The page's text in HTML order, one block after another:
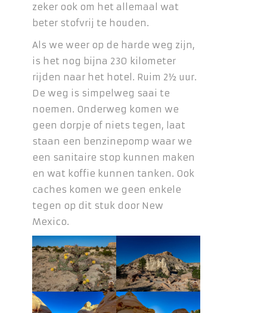
zeker ook om het allemaal wat
beter stofvrij te houden.
Als we weer op de harde weg zijn,
is het nog bijna 230 kilometer
rijden naar het hotel. Ruim 2½ uur.
De weg is simpelweg saai te
noemen. Onderweg komen we
geen dorpje of niets tegen, laat
staan een benzinepomp waar we
een sanitaire stop kunnen maken
en wat koffie kunnen tanken. Ook
caches komen we geen enkele
tegen op dit stuk door New
Mexico.